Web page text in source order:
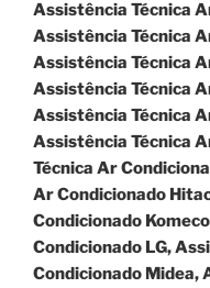
Assistência Técnica
Assistência Técnica
Assistência Técnica
Assistência Técnica
Assistência Técnica
Assistência Técnica
Técnica Ar
Ar Condicionado
Condicionado
Condicionado LG,
Condicionado Midea,